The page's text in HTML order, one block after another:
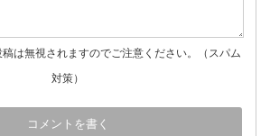
は無視されますのでご注意ください。（スパム
対策）